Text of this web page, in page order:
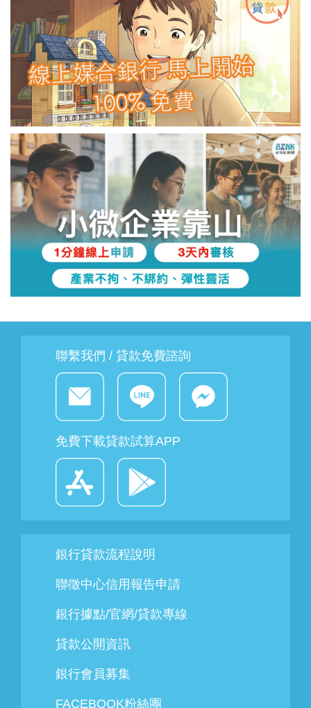
聯繫我們 / 貸款免費諮詢
免費下載貸款試算APP
銀行貸款流程說明
聯徵中心信用報告申請
銀行據點/官網/貸款專線
貸款公開資訊
銀行會員募集
FACEBOOK粉絲團